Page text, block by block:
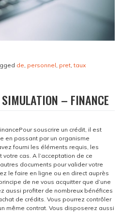
de, personnel, pret,taux
– FINANCE
souscrire un crédit, il est
en passant par un organisme
fourni les éléments requis, les
cas. A l’acceptation de ce
documents pour valider votre
le faire en ligne ou en direct auprès
de ne vous acquitter que d’une
aussi profiter de nombreux bénéfices
de crédits. Vous pourrez contrôler
même contrat. Vous disposerez aussi